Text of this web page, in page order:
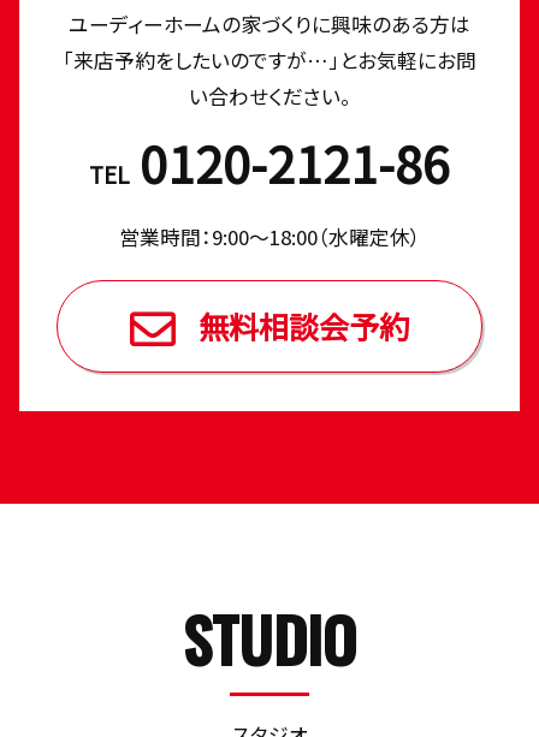
ユーディーホームの家づくりに興味のある⽅は
「来店予約をしたいのですが…」とお気軽にお問
い合わせください。
TEL 0120-2121-86
営業時間：9:00〜18:00（⽔曜定休）
無料相談会予約
STUDIO